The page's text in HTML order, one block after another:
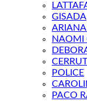
GISADA
NAOMI
POLICE
PACO